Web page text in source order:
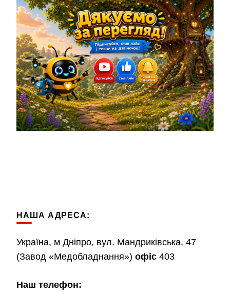
НАША АДРЕСА:
Україна, м Дніпро, вул. Мандриківська, 47
(Завод «Медобладнання») офіс 403
Наш телефон: